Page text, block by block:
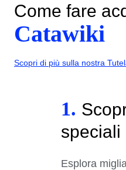
Come fare
Catawiki
Scopri di più sulla nostra
1.
speciali
Esplora